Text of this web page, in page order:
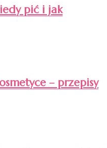
pić i jak
– przepisy